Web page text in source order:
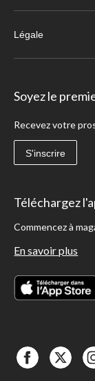
Légale
Soyez le
Recevez votre
S'inscrire
Téléchargez
Commencez à
En savoir plus